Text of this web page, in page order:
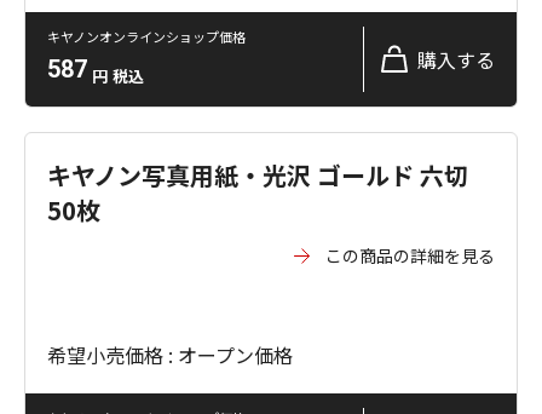
キヤノンオンラインショップ価格
587 円 税込
購入する
キヤノン写真用紙・光沢 ゴールド 六切
50枚
この商品の詳細を見る
希望小売価格 : オープン価格